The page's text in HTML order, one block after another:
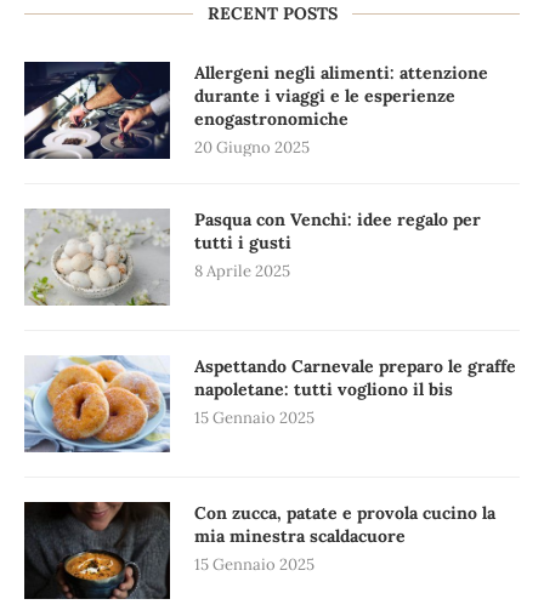
RECENT POSTS
Allergeni negli alimenti: attenzione
durante i viaggi e le esperienze
enogastronomiche
20 Giugno 2025
Pasqua con Venchi: idee regalo per
tutti i gusti
8 Aprile 2025
Aspettando Carnevale preparo le graffe
napoletane: tutti vogliono il bis
15 Gennaio 2025
Con zucca, patate e provola cucino la
mia minestra scaldacuore
15 Gennaio 2025